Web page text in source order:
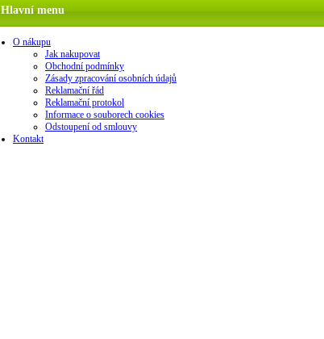
Hlavní menu
O nákupu
Jak nakupovat
Obchodní podmínky
Zásady zpracování osobních údajů
Reklamační řád
Reklamační protokol
Informace o souborech cookies
Odstoupení od smlouvy
Kontakt